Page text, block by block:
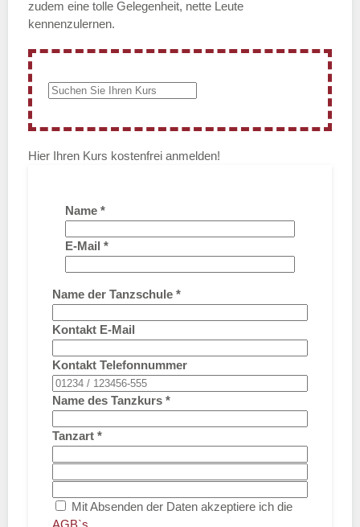
zudem eine tolle Gelegenheit, nette Leute
kennenzulernen.
Hier Ihren Kurs kostenfrei anmelden!
Name *
E-Mail *
Name der Tanzschule *
Kontakt E-Mail
Kontakt Telefonnummer
Name des Tanzkurs *
Tanzart *
Mit Absenden der Daten akzeptiere ich die